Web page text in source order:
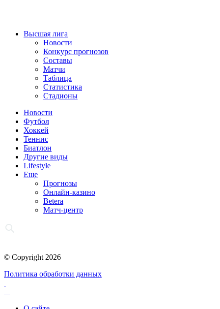
Высшая лига
Новости
Конкурс прогнозов
Составы
Матчи
Таблица
Статистика
Стадионы
Новости
Футбол
Хоккей
Теннис
Биатлон
Другие виды
Lifestyle
Еще
Прогнозы
Онлайн-казино
Betera
Матч-центр
© Copyright 2026
Политика обработки данных